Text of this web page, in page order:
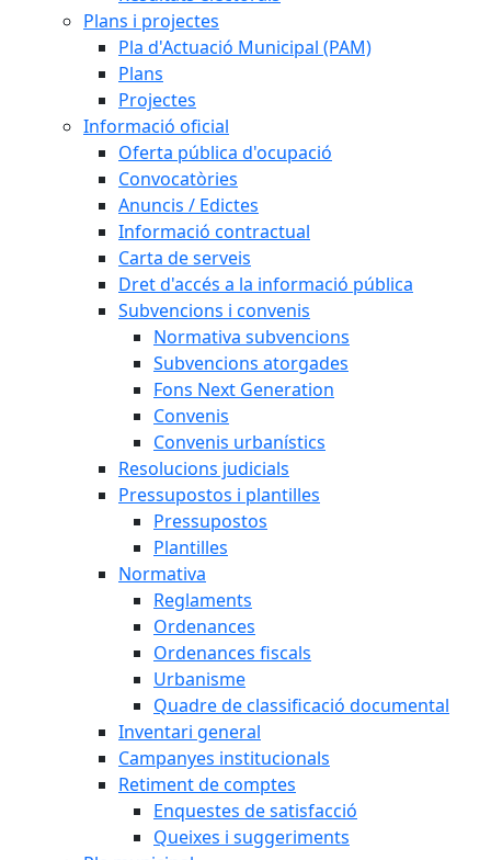
Plans i projectes
Pla d'Actuació Municipal (PAM)
Plans
Projectes
Informació oficial
Oferta pública d'ocupació
Convocatòries
Anuncis / Edictes
Informació contractual
Carta de serveis
Dret d'accés a la informació pública
Subvencions i convenis
Normativa subvencions
Subvencions atorgades
Fons Next Generation
Convenis
Convenis urbanístics
Resolucions judicials
Pressupostos i plantilles
Pressupostos
Plantilles
Normativa
Reglaments
Ordenances
Ordenances fiscals
Urbanisme
Quadre de classificació documental
Inventari general
Campanyes institucionals
Retiment de comptes
Enquestes de satisfacció
Queixes i suggeriments